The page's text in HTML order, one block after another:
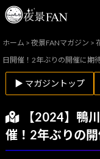
ホーム >夜景FANマガジン >
日開催！2年ぶりの開催に期
▶ マガジントップ
【2024】鴨
催！2年ぶりの